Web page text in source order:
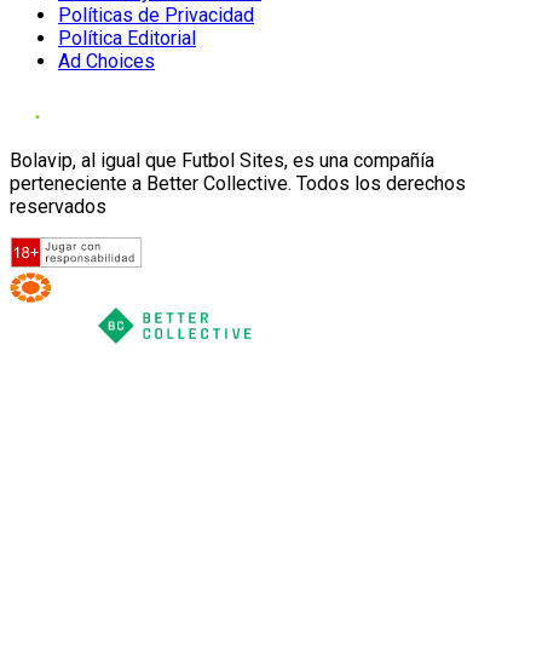
Políticas de Privacidad
Política Editorial
Ad Choices
Bolavip, al igual que Futbol Sites, es una compañía
perteneciente a Better Collective. Todos los derechos
reservados